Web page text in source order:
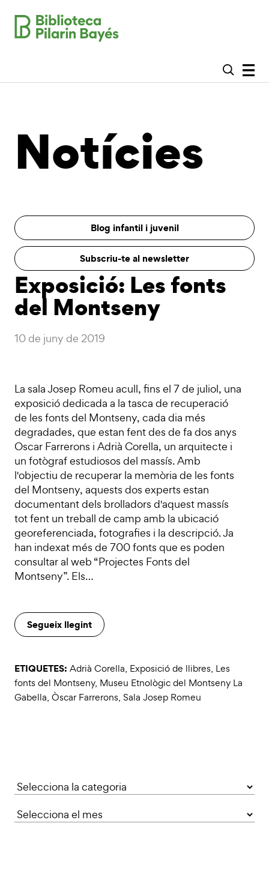
Notícies
Blog infantil i juvenil
Subscriu-te al newsletter
Exposició: Les fonts
del Montseny
10 de juny de 2019
La sala Josep Romeu acull, fins el 7 de juliol, una
exposició dedicada a la tasca de recuperació
de les fonts del Montseny, cada dia més
degradades, que estan fent des de fa dos anys
Oscar Farrerons i Adrià Corella, un arquitecte i
un fotògraf estudiosos del massís. Amb
l'objectiu de recuperar la memòria de les fonts
del Montseny, aquests dos experts estan
documentant dels brolladors d'aquest massís
tot fent un treball de camp amb la ubicació
georeferenciada, fotografies i la descripció. Ja
han indexat més de 700 fonts que es poden
consultar al web “Projectes Fonts del
Montseny”. Els…
Segueix llegint
ETIQUETES: Adrià Corella, Exposició de llibres, Les
fonts del Montseny, Museu Etnològic del Montseny La
Gabella, Òscar Farrerons, Sala Josep Romeu
Categories